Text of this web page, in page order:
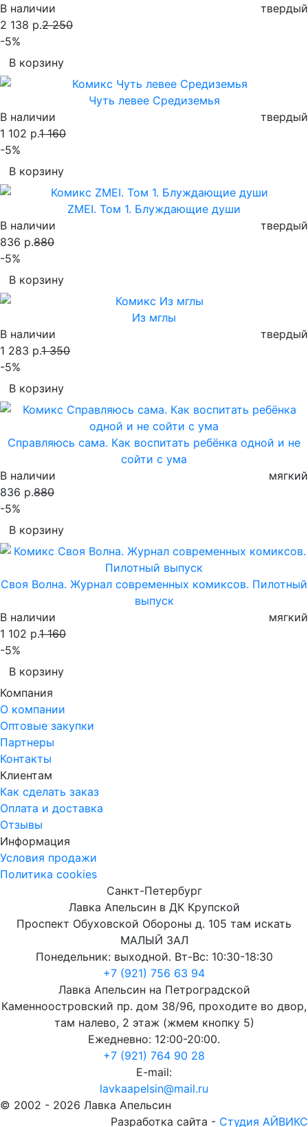
В наличии
твердый
2 138 р.2 250
-5%
В корзину
Чуть левее Средиземья
В наличии
твердый
1 102 р.1 160
-5%
В корзину
ZMEI. Том 1. Блуждающие души
В наличии
твердый
836 р.880
-5%
В корзину
Из мглы
В наличии
твердый
1 283 р.1 350
-5%
В корзину
Справляюсь сама. Как воспитать ребёнка одной и не
сойти с ума
В наличии
мягкий
836 р.880
-5%
В корзину
Своя Волна. Журнал современных комиксов. Пилотный
выпуск
В наличии
мягкий
1 102 р.1 160
-5%
В корзину
Компания
О компании
Оптовые закупки
Партнеры
Контакты
Клиентам
Как сделать заказ
Оплата и доставка
Отзывы
Информация
Условия продажи
Политика cookies
Санкт-Петербург
Лавка Апельсин в ДК Крупской
Проспект Обуховской Обороны д. 105 там искать
МАЛЫЙ ЗАЛ
Понедельник: выходной. Вт-Вс: 10:30-18:30
+7 (921) 756 63 94
Лавка Апельсин на Петроградской
Каменноостровский пр. дом 38/96, проходите во двор,
там налево, 2 этаж (жмем кнопку 5)
Ежедневно: 12:00-20:00.
+7 (921) 764 90 28
E-mail:
lavkaapelsin@mail.ru
© 2002 - 2026 Лавка Апельсин
Разработка сайта - Студия АЙВИКС